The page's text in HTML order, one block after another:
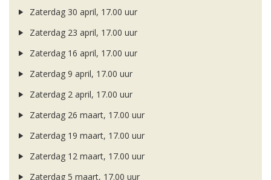
Zaterdag 30 april, 17.00 uur
Zaterdag 23 april, 17.00 uur
Zaterdag 16 april, 17.00 uur
Zaterdag 9 april, 17.00 uur
Zaterdag 2 april, 17.00 uur
Zaterdag 26 maart, 17.00 uur
Zaterdag 19 maart, 17.00 uur
Zaterdag 12 maart, 17.00 uur
Zaterdag 5 maart, 17.00 uur